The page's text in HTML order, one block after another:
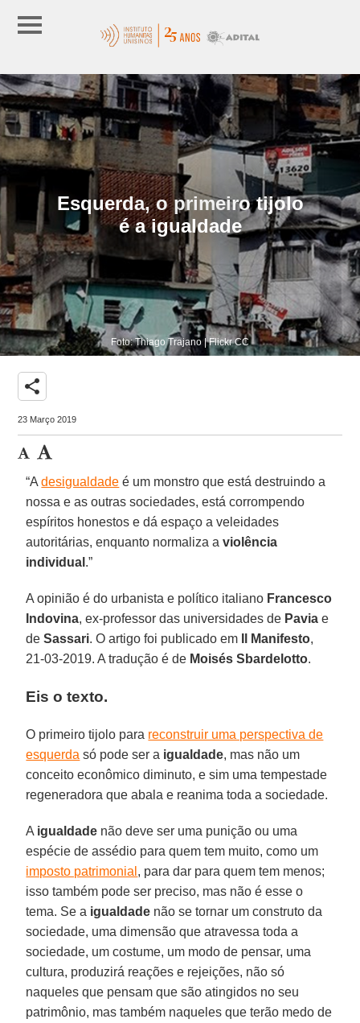
Esquerda, o primeiro tijolo
é a igualdade
Foto: Thiago Trajano | Flickr CC
share
23 Março 2019
“Adesigualdade é um monstro que está destruindo a
nossa e as outras sociedades, está corrompendo
espíritos honestos e dá espaço a veleidades
autoritárias, enquanto normaliza aviolência
individual .”
A opinião é do urbanista e político italiano Francesco
Indovina, ex-professor das universidades de Pavia e
deSassari. O artigo foi publicado em Il Manifesto,
21-03-2019. A tradução é de Moisés Sbardelotto.
Eis o texto.
O primeiro tijolo para reconstruir uma perspectiva de
esquerda só pode ser a igualdade, mas não um
conceito econômico diminuto, e sim uma tempestade
regeneradora que abala e reanima toda a sociedade.
A igualdade não deve ser uma punição ou uma
espécie de assédio para quem tem muito, como um
imposto patrimonial , para dar para quem tem menos;
isso também pode ser preciso, mas não é esse o
tema. Se a igualdade não se tornar um construto da
sociedade, uma dimensão que atravessa toda a
sociedade, um costume, um modo de pensar, uma
cultura, produzirá reações e rejeições, não só
naqueles que pensam que são atingidos no seu
patrimônio, mas também naqueles que terão medo de